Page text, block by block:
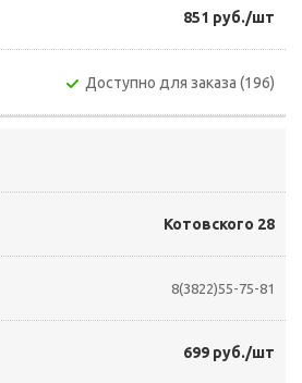
851 руб./шт
Доступно для заказа (196)
Котовского 28
8(3822)55-75-81
699 руб./шт